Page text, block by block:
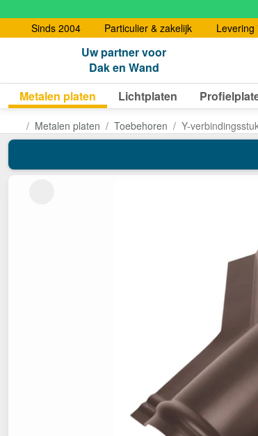
Sinds 2004
Particulier & zakelijk Levering
Uw partner voor
Dak en Wand
Metalen platen Lichtplaten
Metalen platen Toebehoren Y-